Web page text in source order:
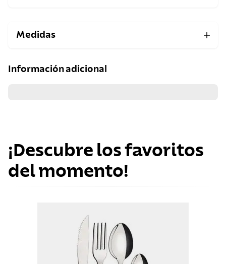
Medidas
Información adicional
¡Descubre los favoritos
del momento!